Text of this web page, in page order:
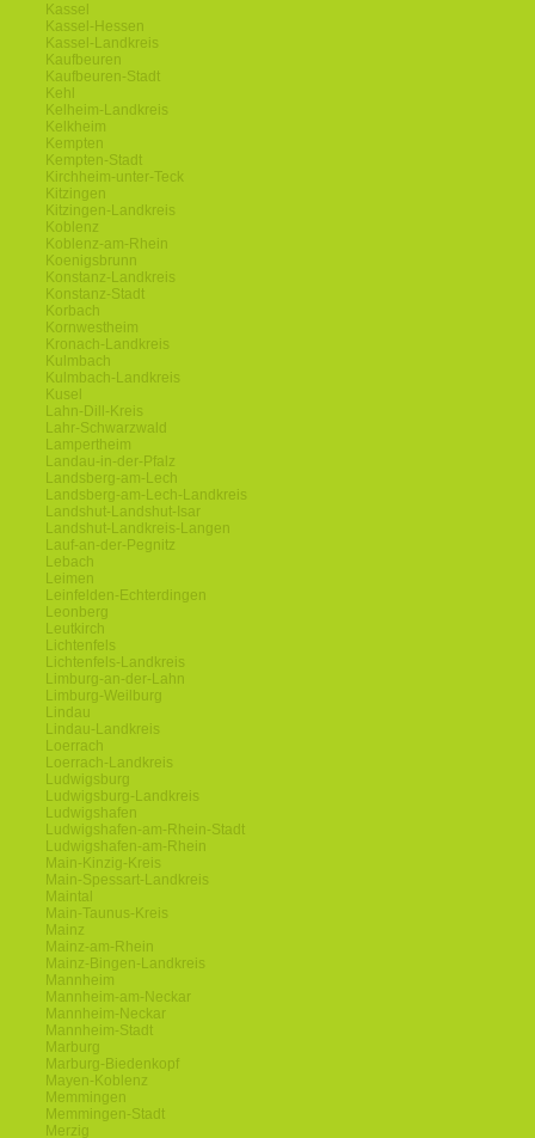
Kassel
Kassel-Hessen
Kassel-Landkreis
Kaufbeuren
Kaufbeuren-Stadt
Kehl
Kelheim-Landkreis
Kelkheim
Kempten
Kempten-Stadt
Kirchheim-unter-Teck
Kitzingen
Kitzingen-Landkreis
Koblenz
Koblenz-am-Rhein
Koenigsbrunn
Konstanz-Landkreis
Konstanz-Stadt
Korbach
Kornwestheim
Kronach-Landkreis
Kulmbach
Kulmbach-Landkreis
Kusel
Lahn-Dill-Kreis
Lahr-Schwarzwald
Lampertheim
Landau-in-der-Pfalz
Landsberg-am-Lech
Landsberg-am-Lech-Landkreis
Landshut-Landshut-Isar
Landshut-Landkreis-Langen
Lauf-an-der-Pegnitz
Lebach
Leimen
Leinfelden-Echterdingen
Leonberg
Leutkirch
Lichtenfels
Lichtenfels-Landkreis
Limburg-an-der-Lahn
Limburg-Weilburg
Lindau
Lindau-Landkreis
Loerrach
Loerrach-Landkreis
Ludwigsburg
Ludwigsburg-Landkreis
Ludwigshafen
Ludwigshafen-am-Rhein-Stadt
Ludwigshafen-am-Rhein
Main-Kinzig-Kreis
Main-Spessart-Landkreis
Maintal
Main-Taunus-Kreis
Mainz
Mainz-am-Rhein
Mainz-Bingen-Landkreis
Mannheim
Mannheim-am-Neckar
Mannheim-Neckar
Mannheim-Stadt
Marburg
Marburg-Biedenkopf
Mayen-Koblenz
Memmingen
Memmingen-Stadt
Merzig